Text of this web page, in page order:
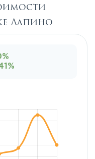
Лапино